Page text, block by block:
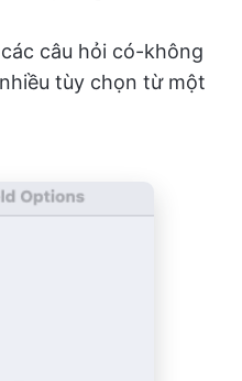
câu hỏi có-không
tùy chọn từ một